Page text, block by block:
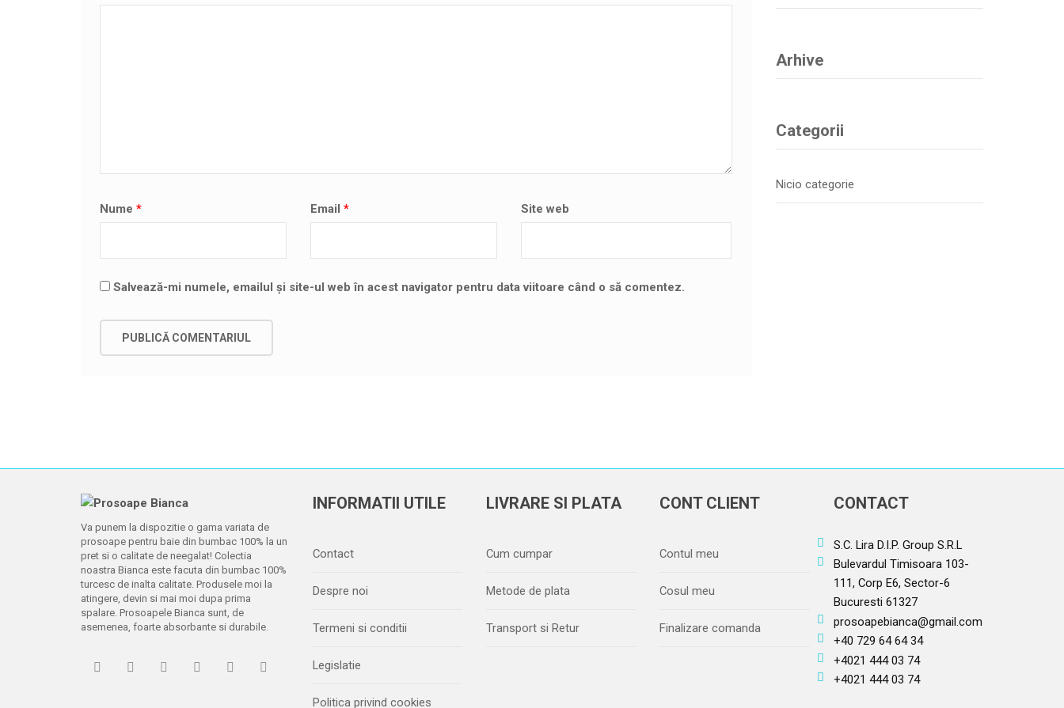
Nume* Email* Site web
Salvează-mi numele, emailul și site-ul web în acest navigator pentru data viitoare când o să comentez.
Arhive
Categorii
Nicio categorie
Va punem la dispozitie o gama variata de
prosoape pentru baie din bumbac 100% la un
pret si o calitate de neegalat! Colectia
noastra Bianca este facuta din bumbac 100%
turcesc de inalta calitate. Produsele moi la
atingere, devin si mai moi dupa prima
spalare. Prosoapele Bianca sunt, de
asemenea, foarte absorbante si durabile.
INFORMATII UTILE
Contact
Despre noi
Termeni si conditii
Legislatie
Politica privind cookies
LIVRARE SI PLATA
Cum cumpar
Metode de plata
Transport si Retur
CONT CLIENT
Contul meu
Cosul meu
Finalizare comanda
CONTACT
S.C. Lira D.I.P. Group S.R.L
Bulevardul Timisoara 103-
111, Corp E6, Sector-6
Bucuresti 61327
prosoapebianca@gmail.com
+40 729 64 64 34
+4021 444 03 74
+4021 444 03 74